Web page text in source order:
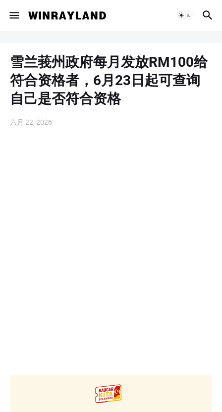
雪兰莪州政府每月发放RM100给
符合资格者，6月23日起可查询
自己是否符合资格
六月 22, 2026